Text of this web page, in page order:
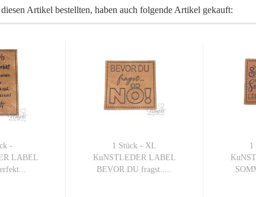
Artikel bestellten, haben auch folgende Artikel gekauft:
-
LABEL
1 Stück - XL
KuNSTLEDER LABEL
BEVOR DU fragst.....
1